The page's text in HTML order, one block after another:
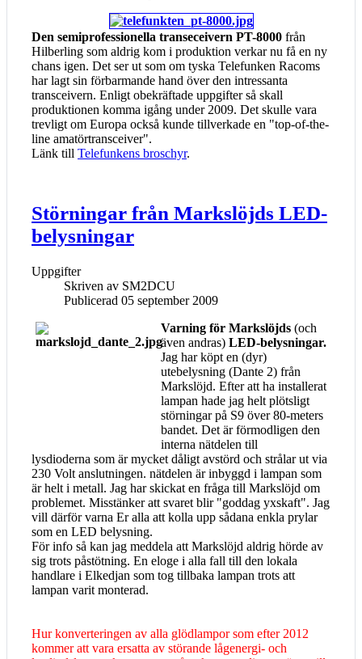
Den semiprofessionella transeceivern PT-8000 från
Hilberling som aldrig kom i produktion verkar nu få en ny
chans igen. Det ser ut som om tyska Telefunken Racoms
har lagt sin förbarmande hand över den intressanta
transceivern. Enligt obekräftade uppgifter så skall
produktionen komma igång under 2009. Det skulle vara
trevligt om Europa också kunde tillverkade en "top-of-the-
line amatörtransceiver".
Länk till Telefunkens broschyr.
Störningar från Markslöjds LED-
belysningar
Uppgifter
Skriven av SM2DCU
Publicerad 05 september 2009
Varning för Markslöjds (och
även andras) LED-belysningar.
Jag har köpt en (dyr)
utebelysning (Dante 2) från
Markslöjd. Efter att ha installerat
lampan hade jag helt plötsligt
störningar på S9 över 80-meters
bandet. Det är förmodligen den
interna nätdelen till
lysdioderna som är mycket dåligt avstörd och strålar ut via
230 Volt anslutningen. nätdelen är inbyggd i lampan som
är helt i metall. Jag har skickat en fråga till Markslöjd om
problemet. Misstänker att svaret blir "goddag yxskaft". Jag
vill därför varna Er alla att kolla upp sådana enkla prylar
som en LED belysning.
För info så kan jag meddela att Markslöjd aldrig hörde av
sig trots påstötning. En eloge i alla fall till den lokala
handlare i Elkedjan som tog tillbaka lampan trots att
lampan varit monterad.
Hur konverteringen av alla glödlampor som efter 2012
kommer att vara ersatta av störande lågenergi- och